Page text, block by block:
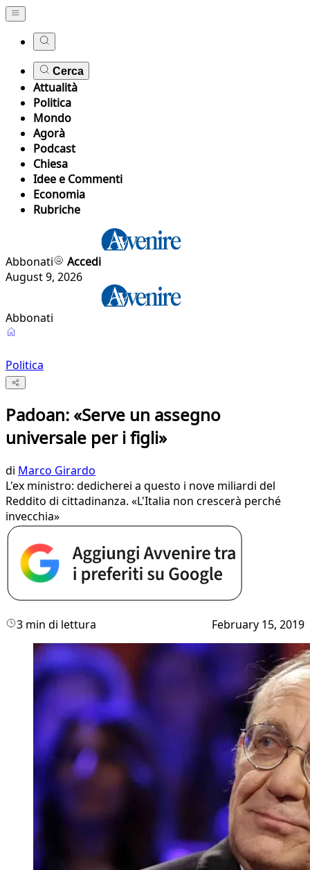
Cerca
Attualità
Politica
Mondo
Agorà
Podcast
Chiesa
Idee e Commenti
Economia
Rubriche
Abbonati
Accedi
August 9, 2026
Abbonati
Politica
Padoan: «Serve un assegno
universale per i figli»
di Marco Girardo
L'ex ministro: dedicherei a questo i nove miliardi del
Reddito di cittadinanza. «L'Italia non crescerà perché
invecchia»
3 min di lettura February 15, 2019